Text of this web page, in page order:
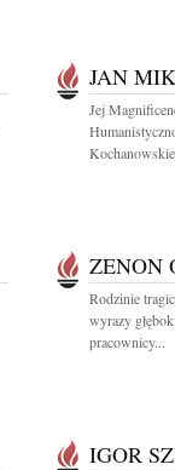
JAN
Jej
ZENON
Rodzinie
wyrazy
pracownicy...
IGOR